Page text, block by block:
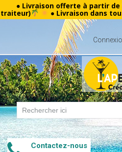
● Livraison offerte à partir
traiteur) ● Livraison dans
Contactez-nous